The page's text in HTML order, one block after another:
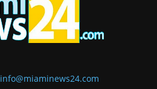
info@miaminews24.com